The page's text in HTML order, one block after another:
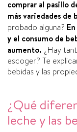
comprar al pasillo
más variedades de
probado alguna?
y el consumo de
aumento. ¿Hay
escoger? Te
bebidas y las
¿Qué
leche y las